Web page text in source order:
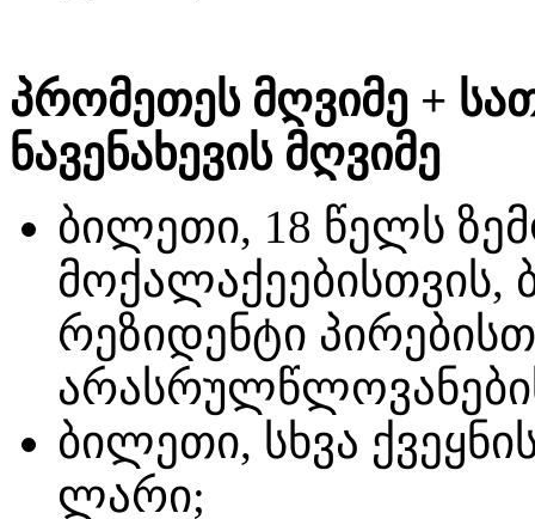
პრომეთეს მღვიმე +
ნავენახევის მღვიმე
ბილეთი, 18 წელს
მოქალაქეებისთვის,
რეზიდენტი
ბილეთი, სხვა
ლარი;